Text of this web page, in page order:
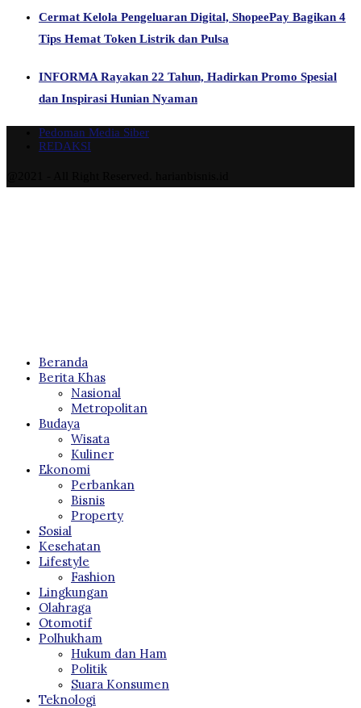
Cermat Kelola Pengeluaran Digital, ShopeePay Bagikan 4
Tips Hemat Token Listrik dan Pulsa
INFORMA Rayakan 22 Tahun, Hadirkan Promo Spesial
dan Inspirasi Hunian Nyaman
Pedoman Media Siber
REDAKSI
Beranda
Berita Khas
Nasional
Metropolitan
Budaya
Wisata
Kuliner
Ekonomi
Perbankan
Bisnis
Property
Sosial
Kesehatan
Lifestyle
Fashion
Lingkungan
Olahraga
Otomotif
Polhukham
Hukum dan Ham
Politik
Suara Konsumen
Teknologi